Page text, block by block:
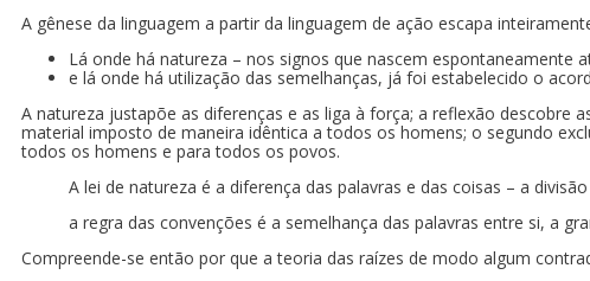
A gênese da linguagem a partir da linguagem de ação escapa
Lá onde há natureza – nos signos que nascem espontaneamente
e lá onde há utilização das semelhanças, já foi estabelecido o
A natureza justapõe as diferenças e as liga à força; a reflexão descobre
material imposto de maneira idêntica a todos os homens; o segundo
todos os homens e para todos os povos.
A lei de natureza é a diferença das palavras e das coisas – a
a regra das convenções é a semelhança das palavras entre si, a
Compreende-se então por que a teoria das raízes de modo algum